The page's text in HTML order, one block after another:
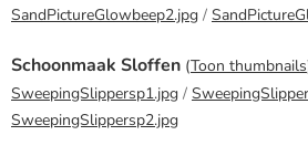
SandPictureGlowbeep2.jpg /
Schoonmaak Sloffen (Toon thumbnails
SweepingSlippersp1.jpg /
SweepingSlippersp2.jpg